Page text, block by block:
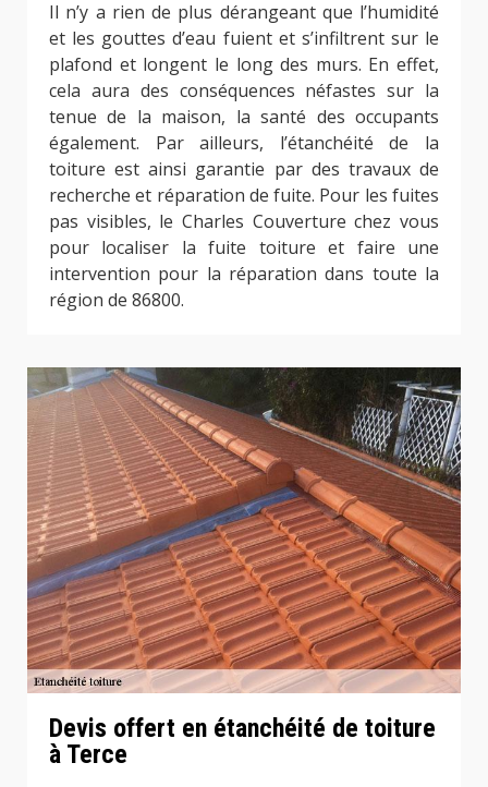
Il n’y a rien de plus dérangeant que l’humidité
et les gouttes d’eau fuient et s’infiltrent sur le
plafond et longent le long des murs. En effet,
cela aura des conséquences néfastes sur la
tenue de la maison, la santé des occupants
également. Par ailleurs, l’étanchéité de la
toiture est ainsi garantie par des travaux de
recherche et réparation de fuite. Pour les fuites
pas visibles, le Charles Couverture chez vous
pour localiser la fuite toiture et faire une
intervention pour la réparation dans toute la
région de 86800.
Devis offert en étanchéité de toiture
à Terce